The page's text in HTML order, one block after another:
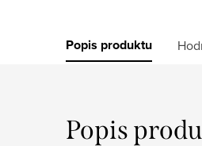
Popis produktu
Popis